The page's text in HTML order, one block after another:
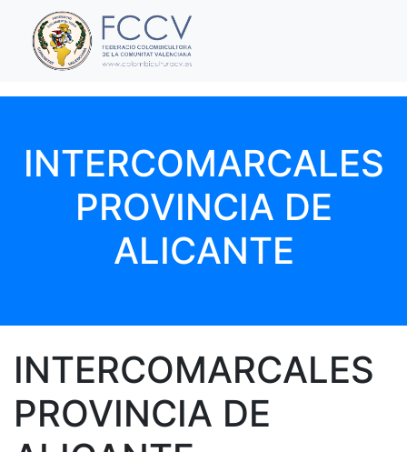
INTERCOMARCALES
PROVINCIA DE
ALICANTE
INTERCOMARCALES
PROVINCIA DE